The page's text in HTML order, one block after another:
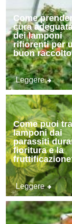
Come
cura
dei lamponi
rifiorenti per
buon raccolto
Leggere
Come puoi
lamponi dai
parassiti
fioritura e la
Leggere